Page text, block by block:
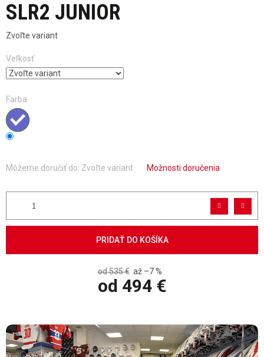
SLR2 JUNIOR
Zvoľte variant
Veľkosť
Farba
Môžeme doručiť do: Zvoľte variant Možnosti doručenia
PRIDAŤ DO KOŠÍKA
od 535 € až –7 %
od 494 €